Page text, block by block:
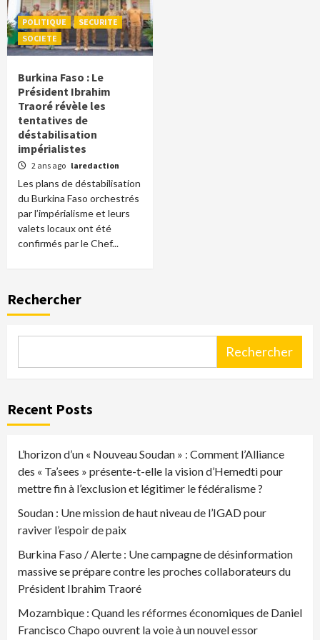
POLITIQUE
SECURITE
SOCIETE
Burkina Faso : Le
Président Ibrahim
Traoré révèle les
tentatives de
déstabilisation
impérialistes
2 ans ago laredaction
Les plans de déstabilisation
du Burkina Faso orchestrés
par l’impérialisme et leurs
valets locaux ont été
confirmés par le Chef...
Rechercher
Rechercher
Recent Posts
L’horizon d’un « Nouveau Soudan » : Comment l’Alliance
des « Ta’sees » présente-t-elle la vision d’Hemedti pour
mettre fin à l’exclusion et légitimer le fédéralisme ?
Soudan : Une mission de haut niveau de l’IGAD pour
raviver l’espoir de paix
Burkina Faso / Alerte : Une campagne de désinformation
massive se prépare contre les proches collaborateurs du
Président Ibrahim Traoré
Mozambique : Quand les réformes économiques de Daniel
Francisco Chapo ouvrent la voie à un nouvel essor